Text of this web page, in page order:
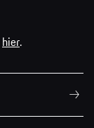
hier.